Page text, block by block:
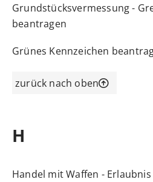
Grundstücksvermessung -
beantragen
Grünes Kennzeichen
zurück nach oben
H
Handel mit Waffen -